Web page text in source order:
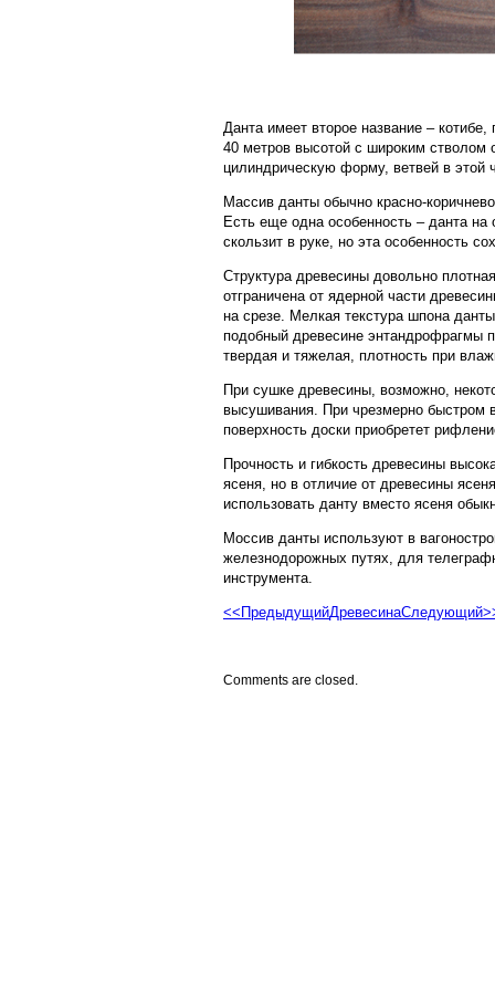
Данта имеет второе название –
40 метров высотой с широким
цилиндрическую форму, ветвей в этой
Массив данты обычно красно-
Есть еще одна особенность – данта
скользит в руке, но эта особенность
Структура древесины довольно
отграничена от ядерной части
на срезе. Мелкая текстура шпона
подобный древесине энтандрофрагмы
твердая и тяжелая, плотность при
При сушке древесины, возможно,
высушивания. При чрезмерно быстром
поверхность доски приобретет
Прочность и гибкость древесины
ясеня, но в отличие от древесины
использовать данту вместо ясеня
Моссив данты используют в
железнодорожных путях, для
инструмента.
<<ПредыдущийДревесина
Comments are closed.